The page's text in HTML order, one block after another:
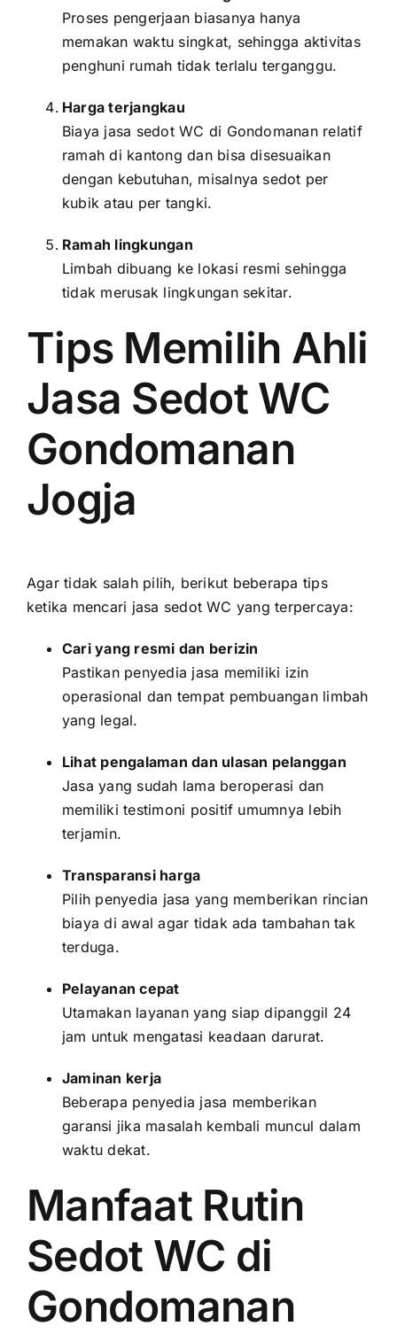
Proses pengerjaan biasanya hanya
memakan waktu singkat, sehingga aktivitas
penghuni rumah tidak terlalu terganggu.
Harga terjangkau
Biaya jasa sedot WC di Gondomanan relatif
ramah di kantong dan bisa disesuaikan
dengan kebutuhan, misalnya sedot per
kubik atau per tangki.
Ramah lingkungan
Limbah dibuang ke lokasi resmi sehingga
tidak merusak lingkungan sekitar.
Tips Memilih Ahli
Jasa Sedot WC
Gondomanan
Jogja
Agar tidak salah pilih, berikut beberapa tips
ketika mencari jasa sedot WC yang terpercaya:
Cari yang resmi dan berizin
Pastikan penyedia jasa memiliki izin
operasional dan tempat pembuangan limbah
yang legal.
Lihat pengalaman dan ulasan pelanggan
Jasa yang sudah lama beroperasi dan
memiliki testimoni positif umumnya lebih
terjamin.
Transparansi harga
Pilih penyedia jasa yang memberikan rincian
biaya di awal agar tidak ada tambahan tak
terduga.
Pelayanan cepat
Utamakan layanan yang siap dipanggil 24
jam untuk mengatasi keadaan darurat.
Jaminan kerja
Beberapa penyedia jasa memberikan
garansi jika masalah kembali muncul dalam
waktu dekat.
Manfaat Rutin
Sedot WC di
Gondomanan